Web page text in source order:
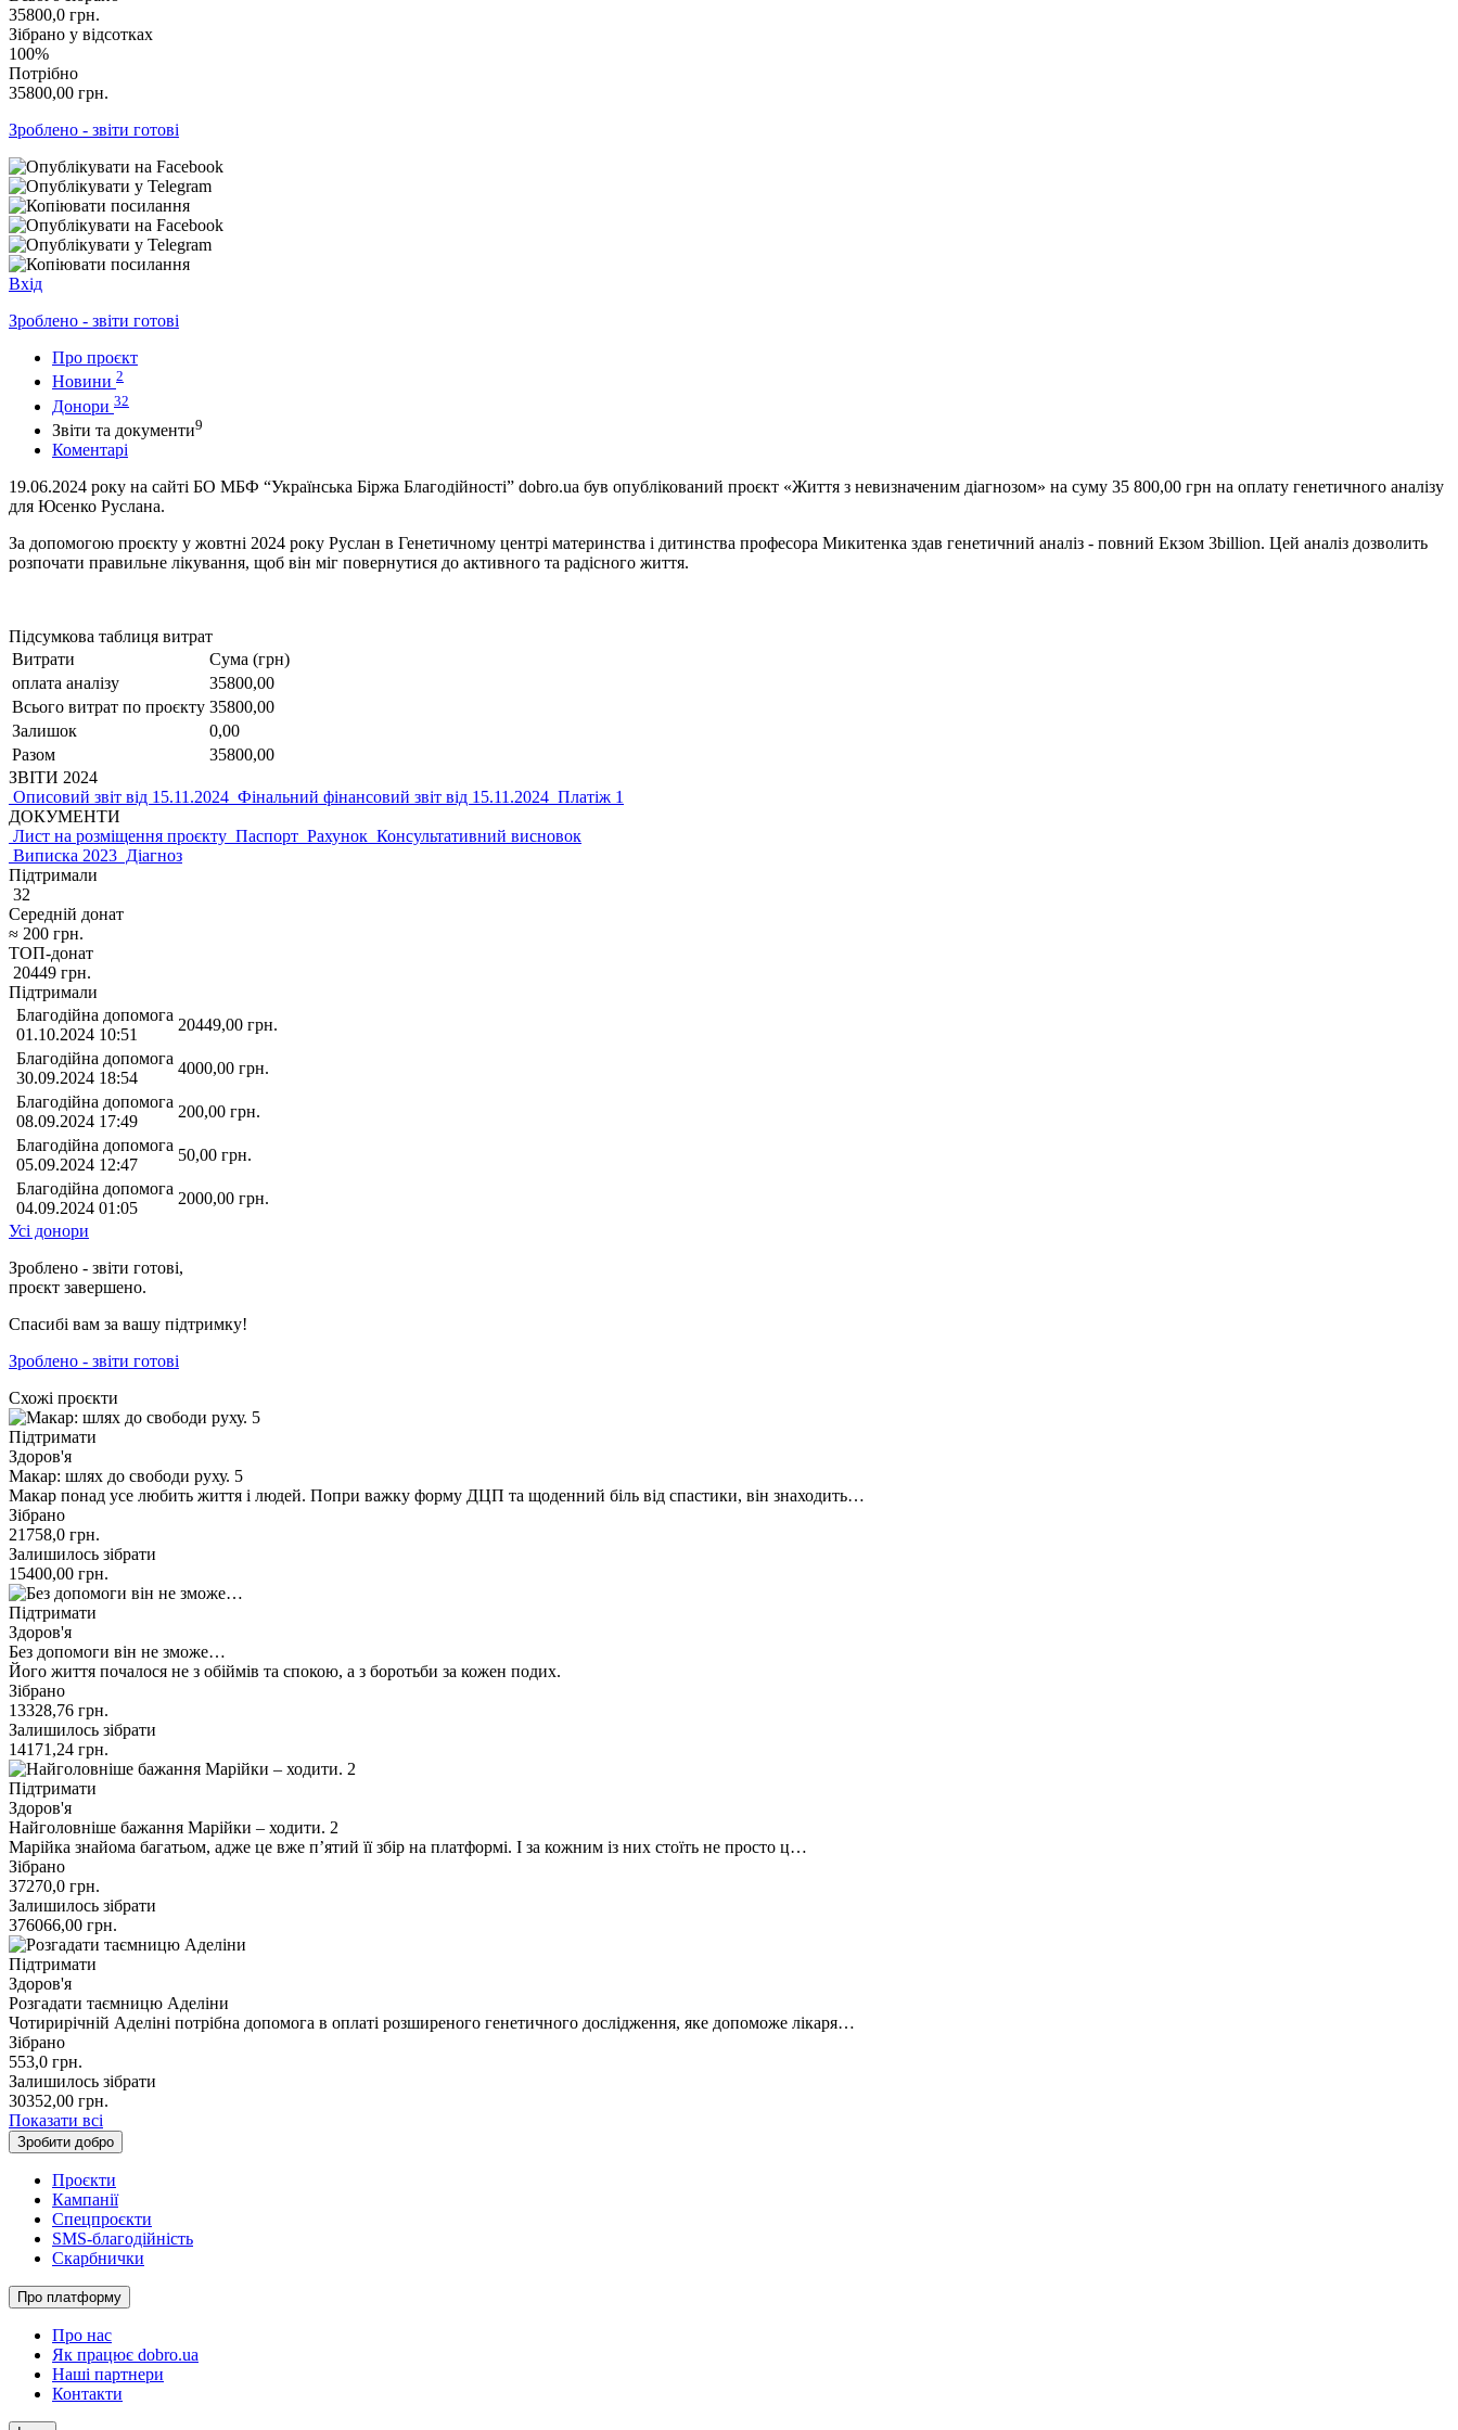
35800,0 грн.
Зібрано у відсотках
100%
Потрібно
35800,00 грн.
Зроблено - звіти готові
Вхід
Зроблено - звіти готові
Про проєкт
Новини 2
Донори 32
Звіти та документи9
Коментарі
19.06.2024 року на сайті БО МБФ “Українська Біржа Благодійності” dobro.ua був опублікований проєкт «Життя з невизначеним діагнозом» на суму 35 800,00 грн на оплату генетичного аналізу
для Юсенко Руслана.
За допомогою проєкту у жовтні 2024 року Руслан в Генетичному центрі материнства і дитинства професора Микитенка здав генетичний аналіз - повний Екзом 3billion. Цей аналіз дозволить
розпочати правильне лікування, щоб він міг повернутися до активного та радісного життя.
Підсумкова таблиця витрат
Витрати
Сума (грн)
оплата аналізу
35800,00
Всього витрат по проєкту 35800,00
Залишок
0,00
Разом
35800,00
ЗВІТИ 2024
Описовий звіт від 15.11.2024 Фінальний фінансовий звіт від 15.11.2024 Платіж 1
ДОКУМЕНТИ
Лист на розміщення проєкту Паспорт Рахунок Консультативний висновок
Виписка 2023 Діагноз
Підтримали
32
Середній донат
≈ 200 грн.
ТОП-донат
20449 грн.
Підтримали
Благодійна допомога
01.10.2024 10:51
20449,00 грн.
Благодійна допомога
30.09.2024 18:54
4000,00 грн.
Благодійна допомога
08.09.2024 17:49
200,00 грн.
Благодійна допомога
05.09.2024 12:47
50,00 грн.
Благодійна допомога
04.09.2024 01:05
2000,00 грн.
Усі донори
Зроблено - звіти готові,
проєкт завершено.
Спасибі вам за вашу підтримку!
Зроблено - звіти готові
Схожі проєкти
Підтримати
Здоров'я
Макар: шлях до свободи руху. 5
Макар понад усе любить життя і людей. Попри важку форму ДЦП та щоденний біль від спастики, він знаходить…
Зібрано
21758,0 грн.
Залишилось зібрати
15400,00 грн.
Підтримати
Здоров'я
Без допомоги він не зможе…
Його життя почалося не з обіймів та спокою, а з боротьби за кожен подих.
Зібрано
13328,76 грн.
Залишилось зібрати
14171,24 грн.
Підтримати
Здоров'я
Найголовніше бажання Марійки – ходити. 2
Марійка знайома багатьом, адже це вже п’ятий її збір на платформі. І за кожним із них стоїть не просто ц…
Зібрано
37270,0 грн.
Залишилось зібрати
376066,00 грн.
Підтримати
Здоров'я
Розгадати таємницю Аделіни
Чотирирічній Аделіні потрібна допомога в оплаті розширеного генетичного дослідження, яке допоможе лікаря…
Зібрано
553,0 грн.
Залишилось зібрати
30352,00 грн.
Показати всі
Зробити добро
Проєкти
Кампанії
Спецпроєкти
SMS-благодійність
Скарбнички
Про платформу
Про нас
Як працює dobro.ua
Наші партнери
Контакти